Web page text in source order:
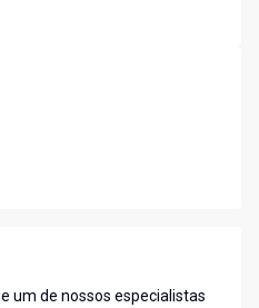
um de nossos especialistas